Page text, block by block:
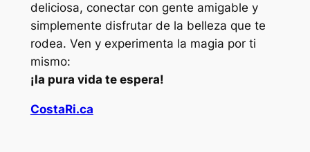
deliciosa, conectar con gente amigable y
simplemente disfrutar de la belleza que te
rodea. Ven y experimenta la magia por ti
mismo:
¡la pura vida te espera!
CostaRi.ca